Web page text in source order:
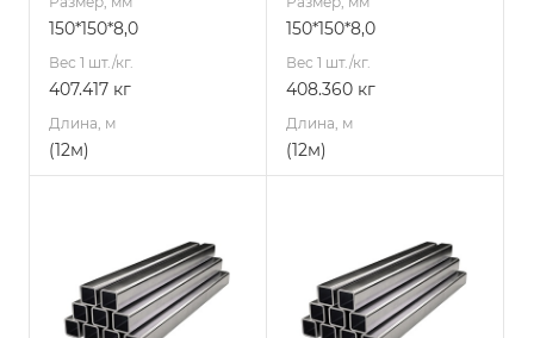
150*150*8,0
Вес 1 шт./кг.
407.417 кг
Длина, м
(12м)
150*150*8,0
Вес 1 шт./кг.
408.360 кг
Длина, м
(12м)